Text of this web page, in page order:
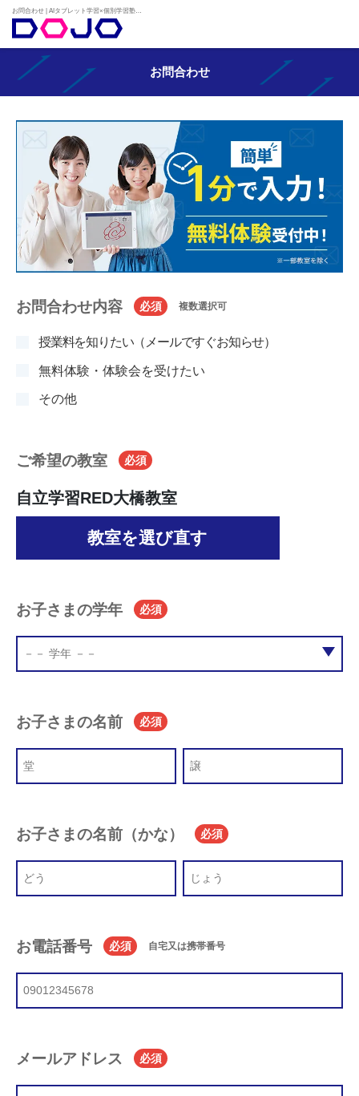
お問合わせ
お問合わせ内容 必須 複数選択可
授業料を知りたい（メールですぐお知らせ）
無料体験・体験会を受けたい
その他
ご希望の教室 必須
自立学習RED大橋教室
教室を選び直す
お子さまの学年 必須
お子さまの名前 必須
お子さまの名前（かな） 必須
お電話番号 必須 自宅又は携帯番号
メールアドレス 必須